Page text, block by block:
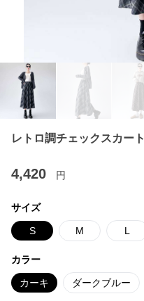
レトロ調チェックスカート
4,420 円
サイズ
S M L
カラー
カーキ ダークブルー